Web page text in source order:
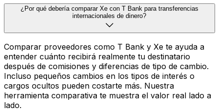
¿Por qué debería comparar Xe con T Bank para transferencias
internacionales de dinero?
Comparar proveedores como T Bank y Xe te ayuda a
entender cuánto recibirá realmente tu destinatario
después de comisiones y diferencias de tipo de cambio.
Incluso pequeños cambios en los tipos de interés o
cargos ocultos pueden costarte más. Nuestra
herramienta comparativa te muestra el valor real lado a
lado.